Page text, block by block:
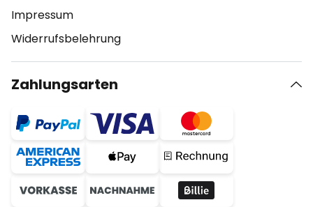
Impressum
Widerrufsbelehrung
Zahlungsarten